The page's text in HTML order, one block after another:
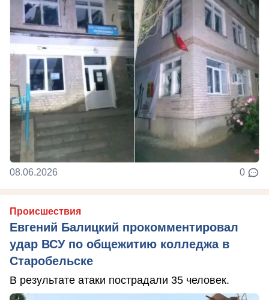
08.06.2026 0
Происшествия
Евгений Балицкий прокомментировал
удар ВСУ по общежитию колледжа в
Старобельске
В результате атаки пострадали 35 человек.